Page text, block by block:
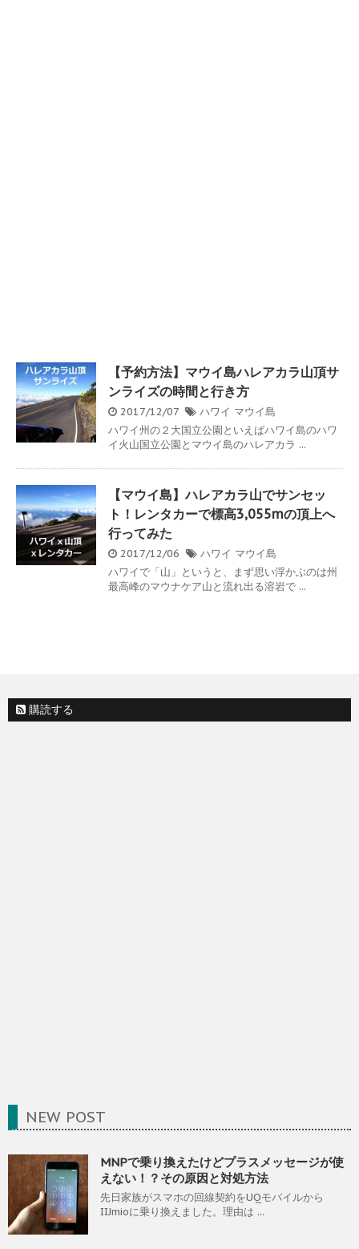
【予約方法】マウイ島ハレアカラ山頂サ
ンライズの時間と行き方
2017/12/07 ハワイ マウイ島
ハワイ州の２大国立公園といえばハワイ島のハワ
イ火山国立公園とマウイ島のハレアカラ ...
【マウイ島】ハレアカラ山でサンセッ
ト！レンタカーで標高3,055mの頂上へ
行ってみた
2017/12/06 ハワイ マウイ島
ハワイで「山」というと、まず思い浮かぶのは州
最高峰のマウナケア山と流れ出る溶岩で ...
購読する
NEW POST
MNPで乗り換えたけどプラスメッセージが使
えない！？その原因と対処方法
先日家族がスマホの回線契約をUQモバイルから
IIJmioに乗り換えました。理由は ...